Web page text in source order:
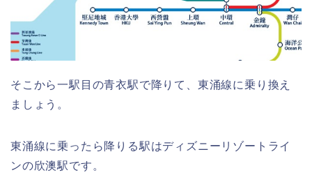
そこから一駅目の青衣駅で降りて、東涌線に乗り換え
ましょう。
東涌線に乗ったら降りる駅はディズニーリゾートライ
ンの欣澳駅です。